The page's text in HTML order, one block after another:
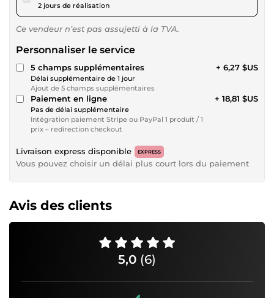
2 jours de réalisation
Ce vendeur n’est pas assujetti à la TVA.
Personnaliser le service
5 champs supplémentaires
Délai supplémentaire de 1 jour
Ajout de 5 champs supplémentaires
+ 6,27 $US
Paiement en ligne
Pas de délai supplémentaire
Intégration paiement Stripe ou PayPal 1 produit / 1
prix – redirection checkout
+ 18,81 $US
Livraison express disponible EXPRESS
Vous pouvez choisir un délai plus court lors du paiement
Avis des clients
5,0 (6)